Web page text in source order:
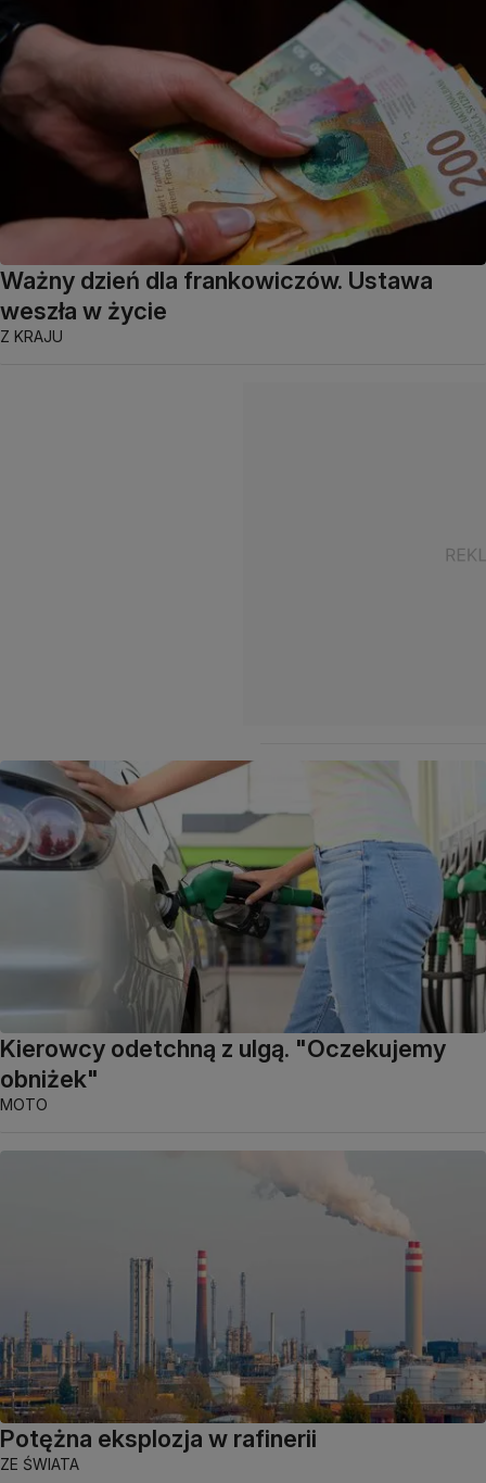
Ważny dzień dla frankowiczów. Ustawa
weszła w życie
Z KRAJU
Kierowcy odetchną z ulgą. "Oczekujemy
obniżek"
MOTO
Potężna eksplozja w rafinerii
ZE ŚWIATA